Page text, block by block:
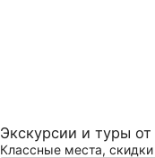
Экскурсии и туры
Классные места, скидки